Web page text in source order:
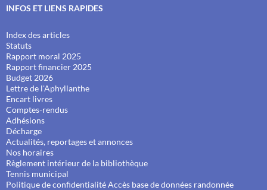
INFOS ET LIENS RAPIDES
Index des articles
Statuts
Rapport moral 2025
Rapport financier 2025
Budget 2026
Lettre de l'Aphyllanthe
Encart livres
Comptes-rendus
Adhésions
Décharge
Actualités, reportages et annonces
Nos horaires
Règlement intérieur de la bibliothèque
Tennis municipal
Politique de confidentialitéAccès base de données randonnée